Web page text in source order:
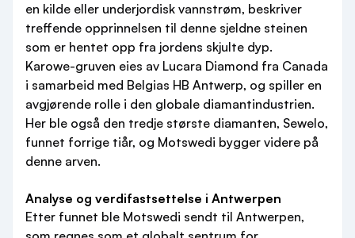
en kilde eller underjordisk vannstrøm, beskriver
treffende opprinnelsen til denne sjeldne steinen
som er hentet opp fra jordens skjulte dyp.
Karowe-gruven eies av Lucara Diamond fra Canada
i samarbeid med Belgias HB Antwerp, og spiller en
avgjørende rolle i den globale diamantindustrien.
Her ble også den tredje største diamanten, Sewelo,
funnet forrige tiår, og Motswedi bygger videre på
denne arven.
Analyse og verdifastsettelse i Antwerpen
Etter funnet ble Motswedi sendt til Antwerpen,